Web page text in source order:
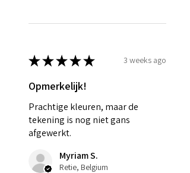
★★★★★ 3 weeks ago
Opmerkelijk!
Prachtige kleuren, maar de
tekening is nog niet gans
afgewerkt.
Myriam S.
Retie, Belgium